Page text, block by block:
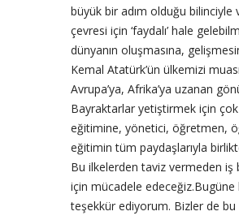
büyük bir adım olduğu bilinciyle
çevresi için ‘faydalı’ hale
dünyanın oluşmasına,
Kemal Atatürk’ün ülkemizi
Avrupa’ya, Afrika’ya uzanan
Bayraktarlar yetiştirmek için çok
eğitimine, yönetici, öğretmen,
eğitimin tüm paydaşlarıyla
Bu ilkelerden taviz vermeden iş
için mücadele
teşekkür ediyorum. Bizler de bu